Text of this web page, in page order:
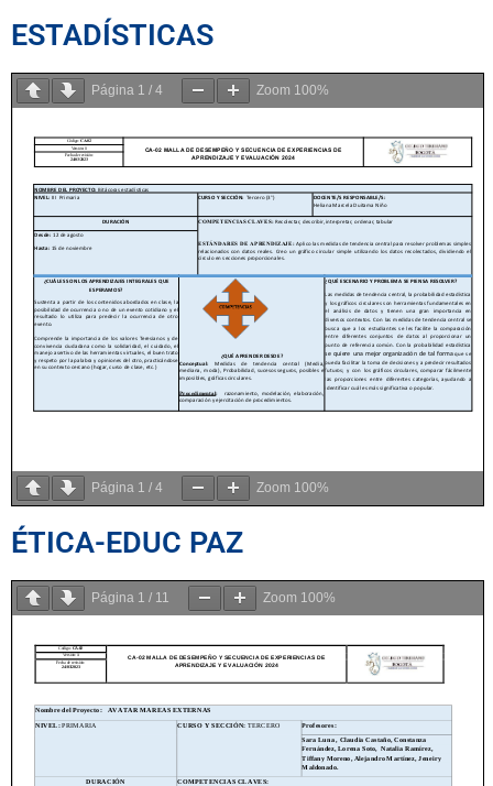
ESTADÍSTICAS
Página 1 / 4 Zoom 100%
Página 1 / 4 Zoom 100%
ÉTICA-EDUC PAZ
Página 1 / 11 Zoom 100%